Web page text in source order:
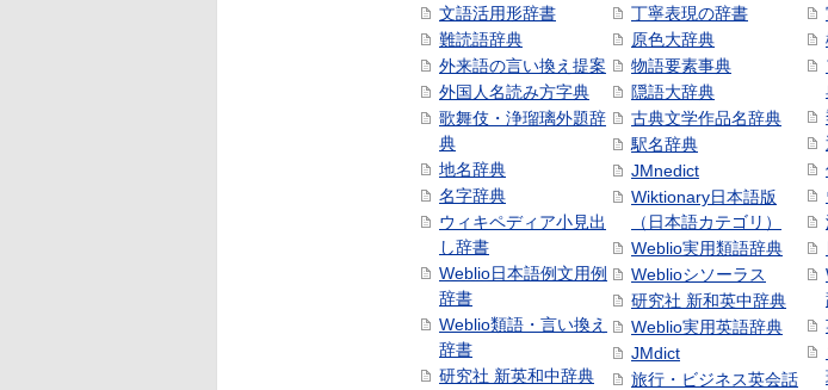
文語活用形辞書
難読語辞典
外来語の言い換え提案
外国人名読み方字典
歌舞伎・浄瑠璃外題辞
典
地名辞典
名字辞典
ウィキペディア小見出
し辞書
Weblio日本語例文用例
辞書
Weblio類語・言い換え
辞書
研究社 新英和中辞典
丁寧表現の辞書
原色大辞典
物語要素事典
隠語大辞典
古典文学作品名辞典
駅名辞典
JMnedict
Wiktionary日本語版
（日本語カテゴリ）
Weblio実用類語辞典
Weblioシソーラス
研究社 新和英中辞典
Weblio実用英語辞典
JMdict
旅行・ビジネス英会話